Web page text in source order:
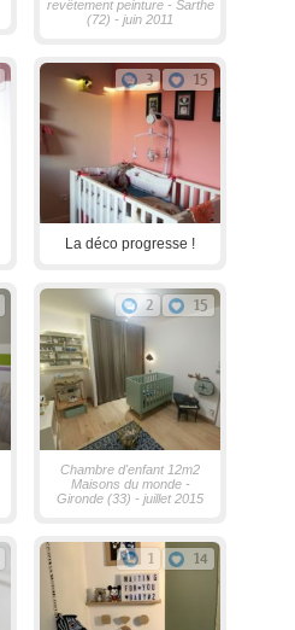
revêtement peinture - Sarthe
(72) - juin 2011
3 15
La déco progresse !
2 15
Chambre d'enfant 12m2
Maisons du monde -
Gironde (33) - juillet 2015
1 14